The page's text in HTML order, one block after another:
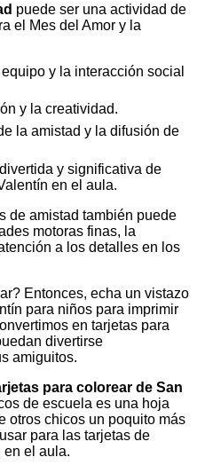
puede ser una actividad de
el Mes del Amor y la
y la interacción social
y la creatividad.
la amistad y la difusión de
y significativa de
en el aula.
de amistad también puede
motoras finas, la
a los detalles en los
Entonces, echa un vistazo
para niños para imprimir
en tarjetas para
divertirse
amiguitos.
para colorear de San
de escuela es una hoja
otros chicos un poquito más
para las tarjetas de
en el aula.